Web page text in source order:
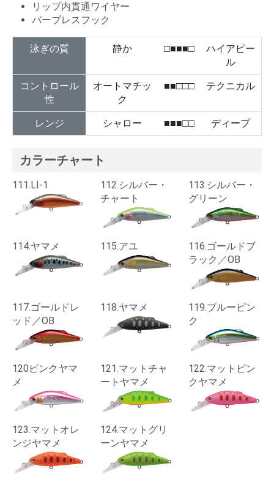
リップ内貫通ワイヤー
バーブレスフック
泳ぎの質 静か □■■■□
ハイアピー
ル
コントロール
性
オートマチッ
ク
■■□□□ テクニカル
レンジ シャロー ■■■□□ ディープ
カラーチャート
111.LI-1
112.シルバー・
チャート
113.シルバー・
グリーン
114.ヤマメ 115.アユ
116.ゴールドブ
ラック／OB
117.ゴールドレ
ッド／OB
118.ヤマメ
119.ブルーピン
ク
120ピンクヤマ
メ
121.マットチャ
ートヤマメ
122.マットピン
クヤマメ
123.マットオレ
ンジヤマメ
124.マットグリ
ーンヤマメ